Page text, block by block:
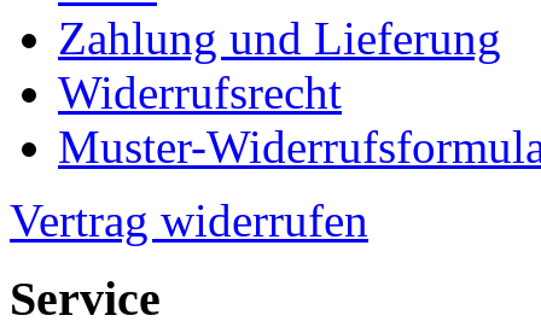
Zahlung und Lieferung
Widerrufsrecht
Muster-
Vertrag widerrufen
Service